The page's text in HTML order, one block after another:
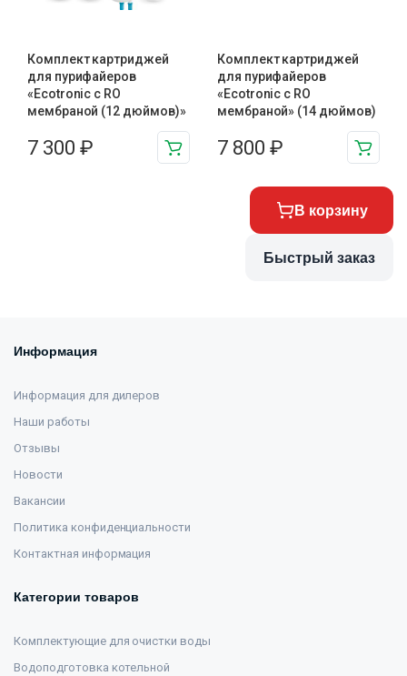
Комплект картриджей
для пурифайеров
«Ecotronic с RO
мембраной (12 дюймов)»
7 300 ₽
Комплект картриджей
для пурифайеров
«Ecotronic с RO
мембраной» (14 дюймов)
7 800 ₽
В корзину
Быстрый заказ
Информация
Информация для дилеров
Наши работы
Отзывы
Новости
Вакансии
Политика конфиденциальности
Контактная информация
Категории товаров
Комплектующие для очистки воды
Водоподготовка котельной